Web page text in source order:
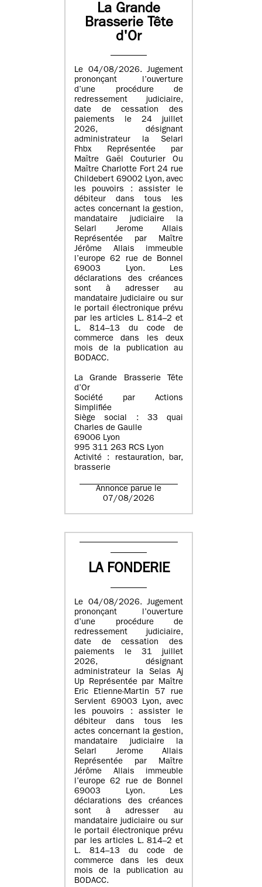
La Grande
Brasserie Tête
d'Or
Le 04/08/2026. Jugement
prononçant l’ouverture
d’une procédure de
redressement judiciaire,
date de cessation des
paiements le 24 juillet
2026, désignant
administrateur la Selarl
Fhbx Représentée par
Maître Gaël Couturier Ou
Maître Charlotte Fort 24 rue
Childebert 69002 Lyon, avec
les pouvoirs : assister le
débiteur dans tous les
actes concernant la gestion,
mandataire judiciaire la
Selarl Jerome Allais
Représentée par Maître
Jérôme Allais immeuble
l’europe 62 rue de Bonnel
69003 Lyon. Les
déclarations des créances
sont à adresser au
mandataire judiciaire ou sur
le portail électronique prévu
par les articles L. 814–2 et
L. 814–13 du code de
commerce dans les deux
mois de la publication au
BODACC.
La Grande Brasserie Tête
d’Or
Société par Actions
Simplifiée
Siège social : 33 quai
Charles de Gaulle
69006 Lyon
995 311 263 RCS Lyon
Activité : restauration, bar,
brasserie
Annonce parue le
07/08/2026
LA FONDERIE
Le 04/08/2026. Jugement
prononçant l’ouverture
d’une procédure de
redressement judiciaire,
date de cessation des
paiements le 31 juillet
2026, désignant
administrateur la Selas Aj
Up Représentée par Maître
Eric Etienne-Martin 57 rue
Servient 69003 Lyon, avec
les pouvoirs : assister le
débiteur dans tous les
actes concernant la gestion,
mandataire judiciaire la
Selarl Jerome Allais
Représentée par Maître
Jérôme Allais immeuble
l’europe 62 rue de Bonnel
69003 Lyon. Les
déclarations des créances
sont à adresser au
mandataire judiciaire ou sur
le portail électronique prévu
par les articles L. 814–2 et
L. 814–13 du code de
commerce dans les deux
mois de la publication au
BODACC.